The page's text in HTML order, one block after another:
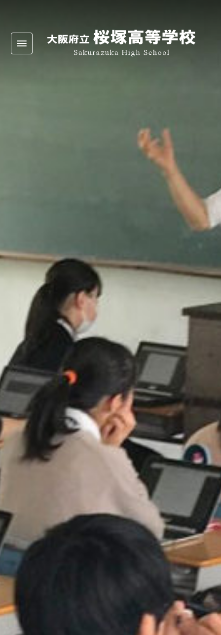
/home/sakurazuka/sakurazuka.ed.jp/public_html/wp-conten
t/themes/sakurazuka_2020/header.php
on line